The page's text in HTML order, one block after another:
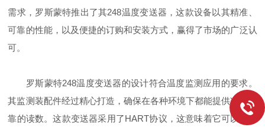
需求，罗斯蒙特推出了其248温度变送器，这款设备以其精准、
可靠的性能，以及便捷的订购和安装方式，赢得了市场的广泛认
可。
罗斯蒙特248温度变送器的设计符合温度监测应用的要求。
其监测装配件经过精心打造，确保在各种环境下都能提供准确可
靠的读数。这款变送器采用了HART协议，这意味着它可以与多